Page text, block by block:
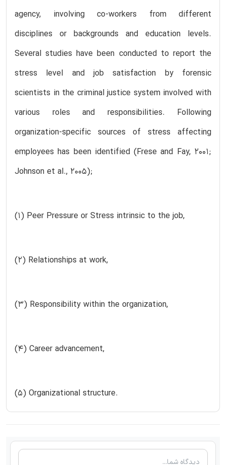
agency, involving co-workers from different
disciplines or backgrounds and education levels.
Several studies have been conducted to report the
stress level and job satisfaction by forensic
scientists in the criminal justice system involved with
various roles and responsibilities. Following
organization-specific sources of stress affecting
employees has been identified (Frese and Fay, 2001;
Johnson et al., 2005);
(1) Peer Pressure or Stress intrinsic to the job,
(2) Relationships at work,
(3) Responsibility within the organization,
(4) Career advancement,
(5) Organizational structure.